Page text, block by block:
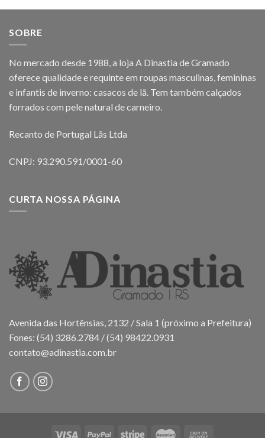
SOBRE
No mercado desde 1988, a loja A Dinastia de Gramado
oferece qualidade e requinte em roupas masculinas, femininas
e infantis de inverno: casacos de lã. Tem também calçados
forrados com pele natural de carneiro.
Recanto de Portugal Lãs Ltda
CNPJ: 93.290.591/0001-60
CURTA NOSSA PÁGINA
Avenida das Hortênsias, 2132 / Sala 1 (próximo a Prefeitura)
Fones: (54) 3286.2784 / (54) 98422.0931
contato@adinastia.com.br